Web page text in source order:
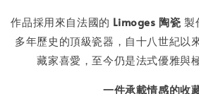
作品採用來自法國的 Limoges 陶瓷 製
多年歷史的頂級瓷器，自十八世紀以
藏家喜愛，至今仍是法式優雅與
一件承載情感的收